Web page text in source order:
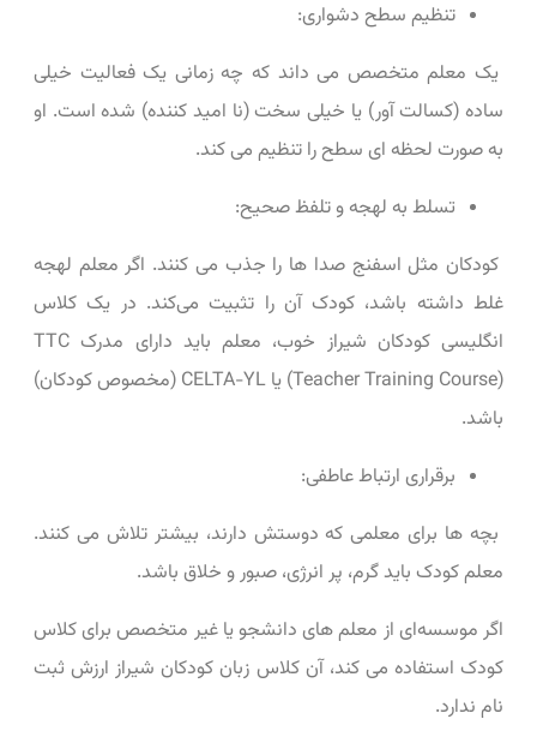
تنظیم سطح دشواری:
یک معلم متخصص می ‌داند که چه زمانی یک فعالیت خیلی
ساده (کسالت آور) یا خیلی سخت (نا امید کننده) شده است. او
به صورت لحظه ‌ای سطح را تنظیم می‌ کند.
تسلط به لهجه و تلفظ صحیح:
کودکان مثل اسفنج صدا ها را جذب می ‌کنند. اگر معلم لهجه
غلط داشته باشد، کودک آن را تثبیت می‌کند. در یک کلاس
انگلیسی کودکان شیراز خوب، معلم باید دارای مدرک TTC
(Teacher Training Course) یا CELTA-YL (مخصوص کودکان)
باشد.
برقراری ارتباط عاطفی:
بچه‌ ها برای معلمی که دوستش دارند، بیشتر تلاش می ‌کنند.
معلم کودک باید گرم، پر انرژی، صبور و خلاق باشد.
اگر موسسه‌ای از معلم‌ های دانشجو یا غیر متخصص برای کلاس
کودک استفاده می ‌کند، آن کلاس زبان کودکان شیراز ارزش ثبت‌
نام ندارد.